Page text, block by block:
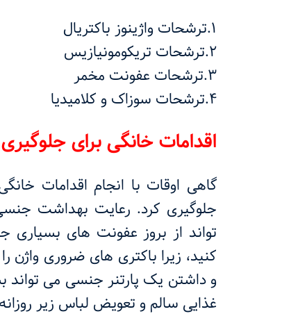
1.ترشحات واژینوز باکتریال
2.ترشحات تریکومونیازیس
3.ترشحات عفونت مخمر
4.ترشحات سوزاک و کلامیدیا
اقدامات خانگی برای
گاهی اوقات با انجام اقدامات
جلوگیری کرد. رعایت بهداشت
تواند از بروز عفونت های
کنید، زیرا باکتری های ضروری
و داشتن یک پارتنر جنسی می تواند
غذایی سالم و تعویض لباس زیر